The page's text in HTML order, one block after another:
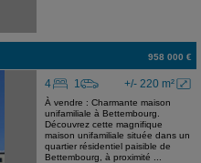
958 000 €
+/- 220 m²
4 1
À vendre : Charmante maison
unifamiliale à Bettembourg.
Découvrez cette magnifique
maison unifamiliale située dans un
quartier résidentiel paisible de
Bettembourg, à proximité ...